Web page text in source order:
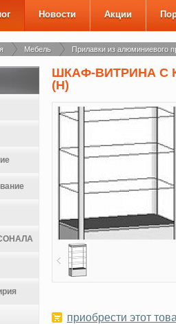
Новости Акции
Мебель Прилавки из алюминиевого
ШКАФ-ВИТРИНА С
(Н)
приобрести этот